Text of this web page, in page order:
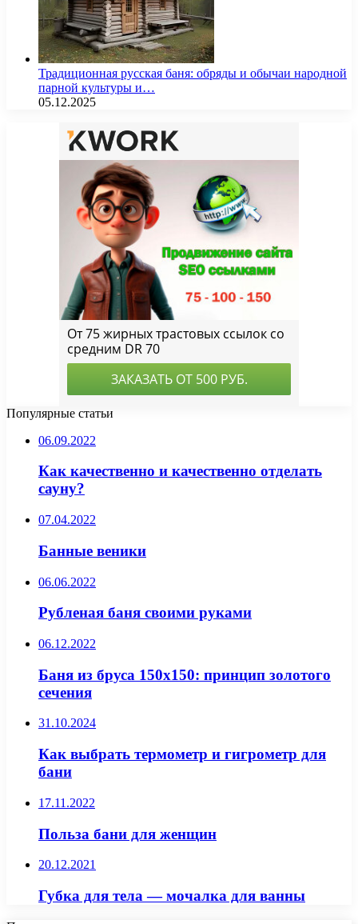
Традиционная русская баня: обряды и обычаи народной
парной культуры и…
05.12.2025
Популярные статьи
06.09.2022
Как качественно и качественно отделать
сауну?
07.04.2022
Банные веники
06.06.2022
Рубленая баня своими руками
06.12.2022
Баня из бруса 150х150: принцип золотого
сечения
31.10.2024
Как выбрать термометр и гигрометр для
бани
17.11.2022
Польза бани для женщин
20.12.2021
Губка для тела — мочалка для ванны